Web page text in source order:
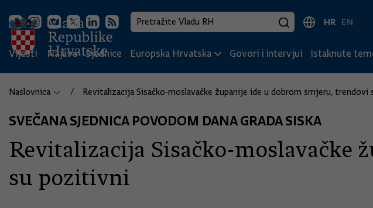
HR EN
Vijesti Najave Sjednice Europska Hrvatska Govori i intervjui Istaknute
Naslovnica Revitalizacija Sisačko-moslavačke županije ide u dobrom smjeru,
SVEČANA SJEDNICA POVODOM DANA GRADA SISKA
Revitalizacija Sisačko-moslavačke
su pozitivni